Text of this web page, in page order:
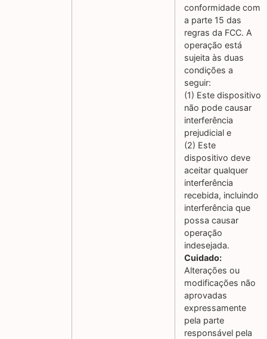
conformidade com
a parte 15 das
regras da FCC. A
operação está
sujeita às duas
condições a
seguir:
(1) Este dispositivo
não pode causar
interferência
prejudicial e
(2) Este
dispositivo deve
aceitar qualquer
interferência
recebida, incluindo
interferência que
possa causar
operação
indesejada.
Cuidado:
Alterações ou
modificações não
aprovadas
expressamente
pela parte
responsável pela